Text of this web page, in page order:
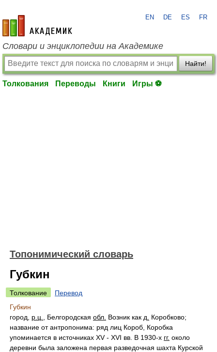
academic.ru
EN DE ES FR
Словари и энциклопедии на Академике
Найти!
Толкования Переводы Книги Игры ⚽
Топонимический словарь
Губкин
Толкование
Перевод
Губкин
город, р.ц. , Белгородская обл. Возник как д.
Коробково;
название от антропонима: ряд лиц Короб, Коробка
упоминается в источниках XV - XVI вв. В 1930-х гг. около
деревни была заложена первая разведочная шахта Курской